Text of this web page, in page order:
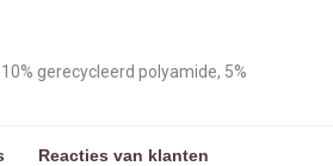
gerecycleerd polyamide, 5%
Reacties van klanten